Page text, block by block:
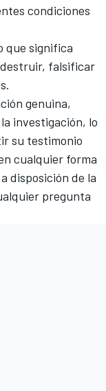
condiciones
que significa
falsificar
genuina,
investigación, lo
su testimonio
cualquier forma
disposición de la
pregunta